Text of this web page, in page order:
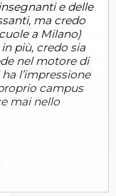
e delle
ma credo
a Milano)
più, credo sia
nel motore di
l’impressione
campus
mai nello